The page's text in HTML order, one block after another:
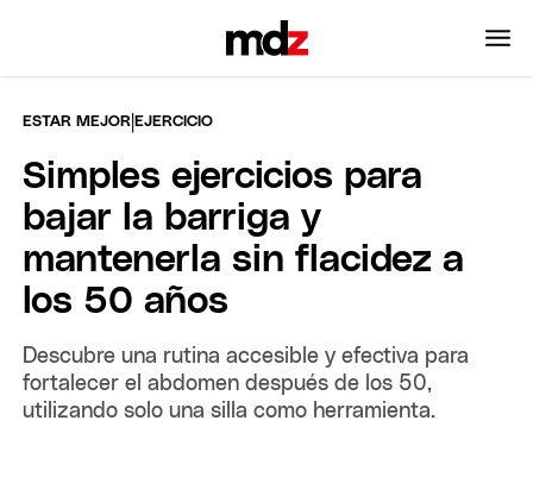
ESTAR MEJOR |EJERCICIO
Simples ejercicios para
bajar la barriga y
mantenerla sin flacidez a
los 50 años
Descubre una rutina accesible y efectiva para
fortalecer el abdomen después de los 50,
utilizando solo una silla como herramienta.